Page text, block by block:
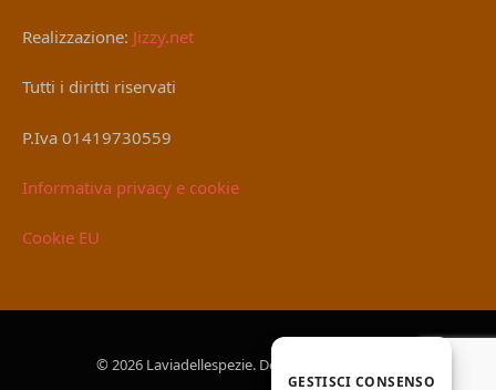
Realizzazione: Jizzy.net
Tutti i diritti riservati
P.Iva 01419730559
Informativa privacy e cookie
Cookie EU
© 2026 Laviadellespezie. Designed by
GESTISCI CONSENSO